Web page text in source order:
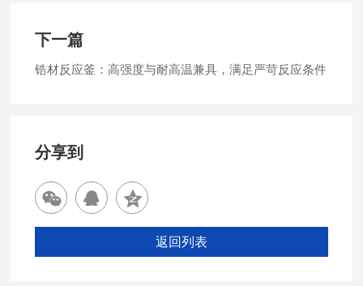
下一篇
锆材反应釜：高强度与耐高温兼具，满足严苛反应条件
分享到
返回列表